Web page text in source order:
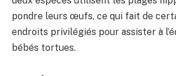
pondre leurs œufs, ce qui fait de
endroits privilégiés pour assister à
bébés tortues.